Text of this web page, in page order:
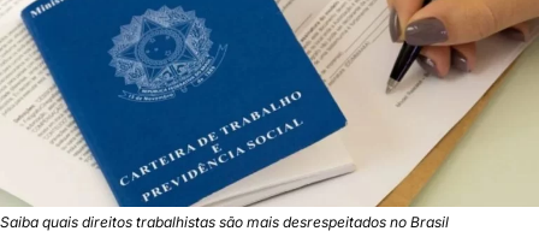
Saiba quais direitos trabalhistas são mais desrespeitados no Brasil